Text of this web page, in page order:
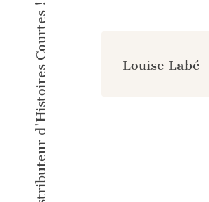
Louise Labé